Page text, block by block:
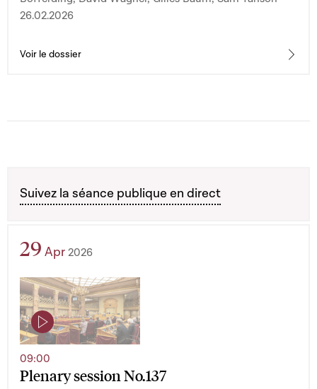
26.02.2026
Voir le dossier
Suivez la séance publique en direct
29 Apr 2026
Plenary session No.137
09:00